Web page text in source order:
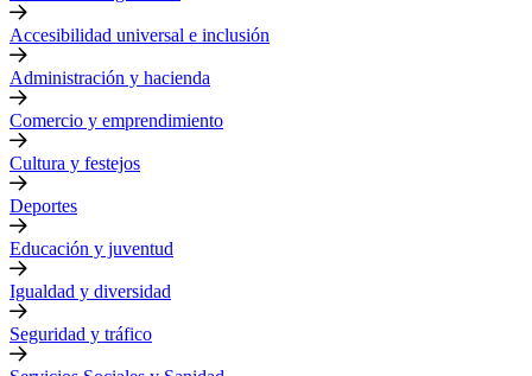
Accesibilidad universal e inclusión
Administración y hacienda
Comercio y emprendimiento
Cultura y festejos
Deportes
Educación y juventud
Igualdad y diversidad
Seguridad y tráfico